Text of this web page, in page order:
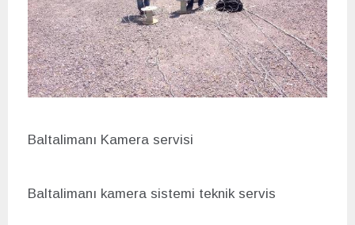
Baltalimanı Kamera servisi
Baltalimanı kamera sistemi teknik servis